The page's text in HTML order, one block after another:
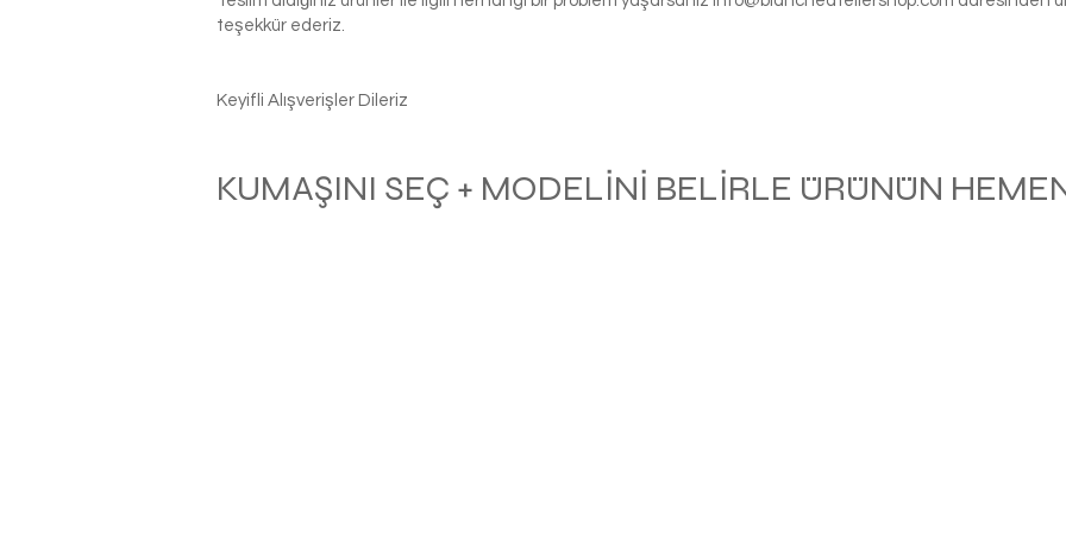
teşekkür ederiz.
Keyifli Alışverişler Dileriz
KUMAŞINI SEÇ + MODELİNİ BELİRLE ÜRÜNÜN